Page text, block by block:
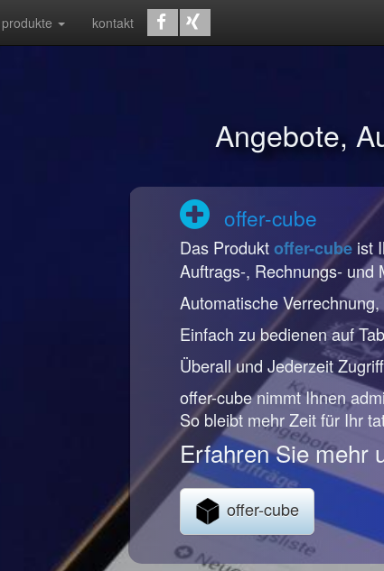
produkte kontakt
Angebote,
offer-cube
Das Produktoffer-cubeist
Auftrags-, Rechnungs- und
Automatische
Einfach zu bedienen auf
Überall und Jederzeit
offer-cube nimmt Ihnen
So bleibt mehr Zeit für Ihr
Erfahren Sie mehr
offer-cube